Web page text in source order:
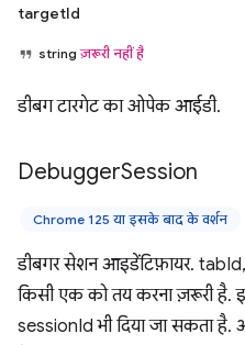
targetId
stringज़रूरी नहीं है
डीबग टारगेट का ओपेक आईडी.
DebuggerSession
Chrome 125 या इसके बाद के वर्शन
डीबगर सेशन आइडेंटिफ़ायर.
किसी एक को तय करना ज़रूरी
sessionId भी दिया जा सकता है.